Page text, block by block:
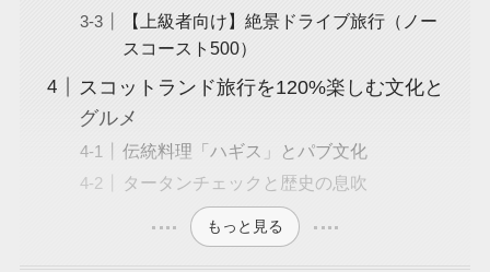
【上級者向け】絶景ドライブ旅行（ノー
スコースト500）
スコットランド旅行を120%楽しむ文化と
グルメ
伝統料理「ハギス」とパブ文化
タータンチェックと歴史の息吹
もっと見る